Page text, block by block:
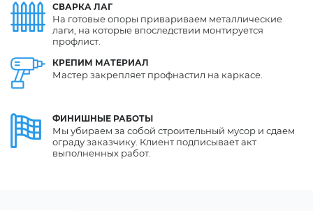
СВАРКА ЛАГ
КРЕПИМ МАТЕРИАЛ
ФИНИШНЫЕ РАБОТЫ
На готовые опоры привариваем металлические
лаги, на которые впоследствии монтируется
профлист.
Мастер закрепляет профнастил на каркасе.
Мы убираем за собой строительный мусор и сдаем
ограду заказчику. Клиент подписывает акт
выполненных работ.